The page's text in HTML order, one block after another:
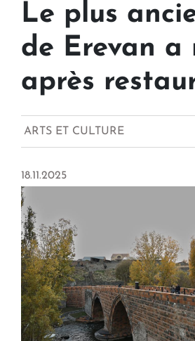
Le plus
de Erevan a
après
ARTS ET CULTURE
18.11.2025